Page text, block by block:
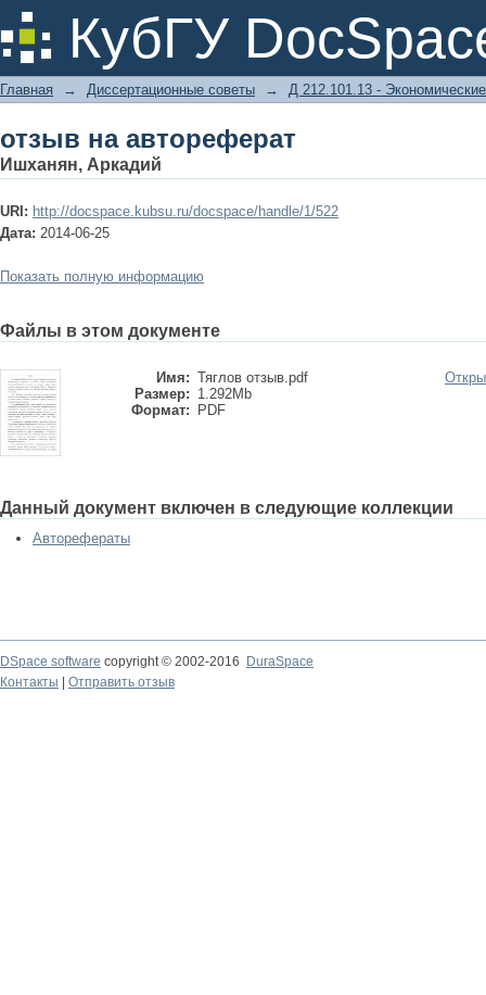
КубГУ
отзыв на автореферат
Главная → Диссертационные советы → Д 212.101.13 -
отзыв на автореферат
Ишханян, Аркадий
URI: http://docspace.kubsu.ru/docspace/handle/1/522
Дата: 2014-06-25
Показать полную информацию
Файлы в этом документе
Имя: Тяглов отзыв.pdf
Размер: 1.292Mb
Формат:
PDF
Данный документ включен в следующие коллекции
Авторефераты
DSpace software copyright © 2002-2016
DuraSpace
Контакты
Отправить отзыв